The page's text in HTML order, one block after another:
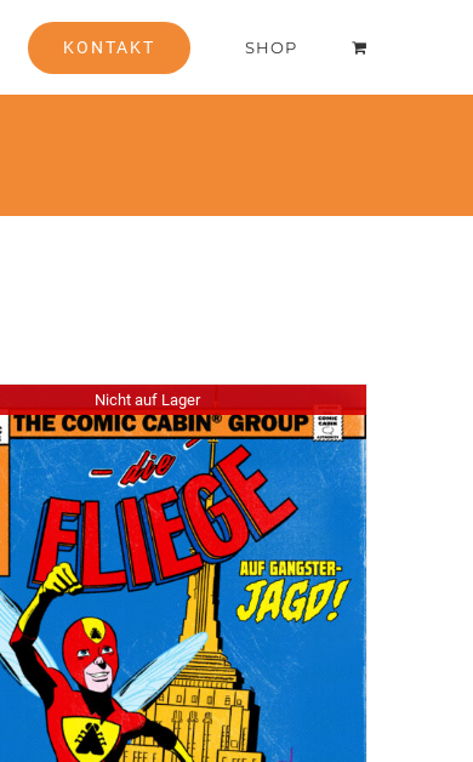
KONTAKT SHOP
Nicht auf Lager